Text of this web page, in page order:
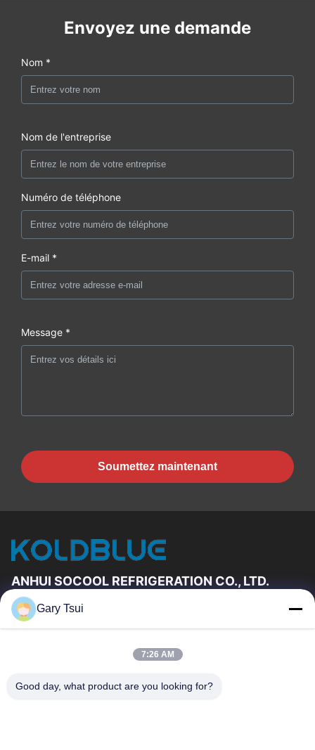
Envoyez une demande
Nom *
Nom de l'entreprise
Numéro de téléphone
E-mail *
Message *
Soumettez maintenant
ANHUI SOCOOL REFRIGERATION CO., LTD.
Liens Rapides
Au Sujet De Nous
Visite D'usine
Contrôle De Qualité
Gary Tsui
7:26 AM
Good day, what product are you looking for?